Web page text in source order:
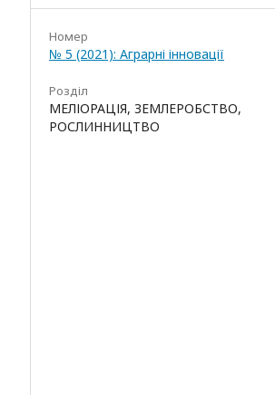
Номер
№ 5 (2021): Аграрні інновації
Розділ
МЕЛІОРАЦІЯ, ЗЕМЛЕРОБСТВО,
РОСЛИННИЦТВО